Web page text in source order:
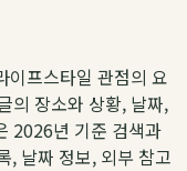
프스타일 관점의 요
의 장소와 상황, 날짜,
2026년 기준 검색과
, 날짜 정보, 외부 참고